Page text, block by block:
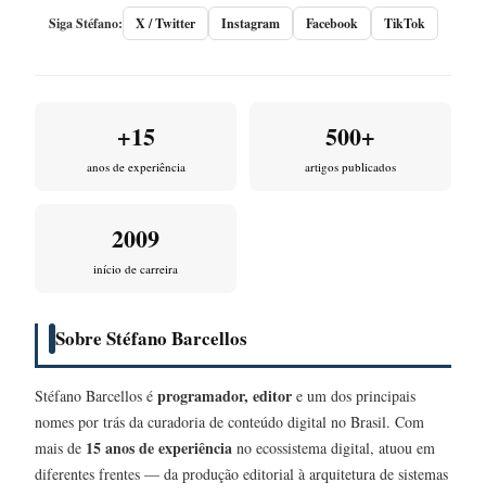
Siga Stéfano: X / Twitter Instagram Facebook TikTok
+15
anos de experiência
500+
artigos publicados
2009
início de carreira
Sobre Stéfano Barcellos
Stéfano Barcellos é programador, editor e um dos principais
nomes por trás da curadoria de conteúdo digital no Brasil. Com
mais de 15 anos de experiência no ecossistema digital, atuou em
diferentes frentes — da produção editorial à arquitetura de sistemas